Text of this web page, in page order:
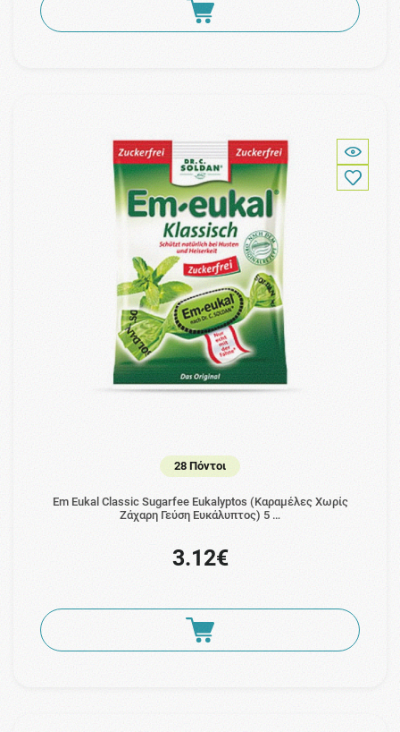
28 Πόντοι
Em Eukal Classic Sugarfee Eukalyptos (Καραμέλες Χωρίς
Ζάχαρη Γεύση Ευκάλυπτος) 5 …
3.12€